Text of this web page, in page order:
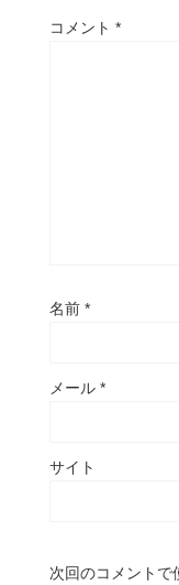
コメント *
名前 *
メール *
サイト
次回のコメントで